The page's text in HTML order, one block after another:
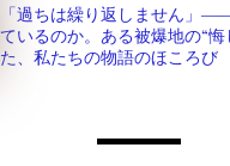
「過ちは繰り返しません」
ているのか。ある被爆地の“
た、私たちの物語のほころび